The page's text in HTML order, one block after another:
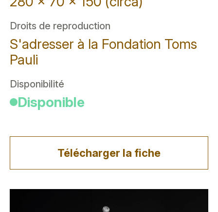
Droits de reproduction
S'adresser à la Fondation Toms
Pauli
Disponibilité
Disponible
Télécharger la fiche